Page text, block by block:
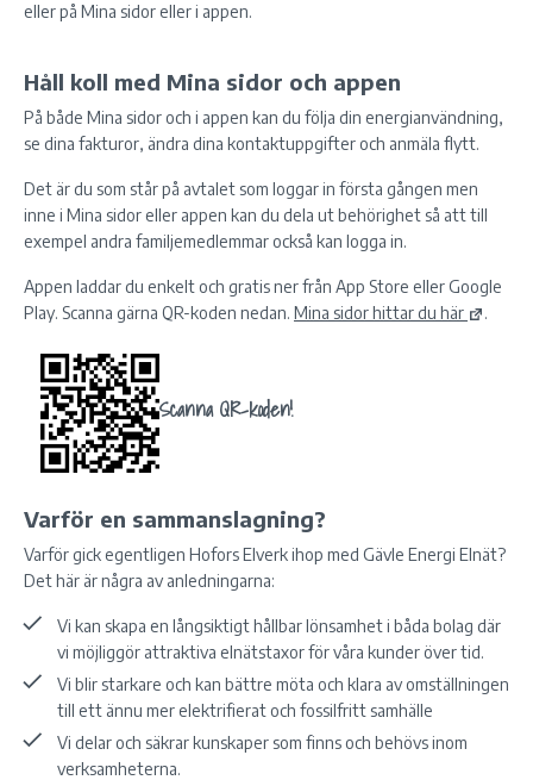
eller på Mina sidor eller i appen.
Håll koll med Mina sidor och appen
På både Mina sidor och i appen kan du följa din energianvändning,
se dina fakturor, ändra dina kontaktuppgifter och anmäla flytt.
Det är du som står på avtalet som loggar in första gången men
inne i Mina sidor eller appen kan du dela ut behörighet så att till
exempel andra familjemedlemmar också kan logga in.
Appen laddar du enkelt och gratis ner från App Store eller Google
Play. Scanna gärna QR-koden nedan. Mina sidor hittar du här .
Scanna QR-koden!
Varför en sammanslagning?
Varför gick egentligen Hofors Elverk ihop med Gävle Energi Elnät?
Det här är några av anledningarna:
Vi kan skapa en långsiktigt hållbar lönsamhet i båda bolag där
vi möjliggör attraktiva elnätstaxor för våra kunder över tid.
Vi blir starkare och kan bättre möta och klara av omställningen
till ett ännu mer elektrifierat och fossilfritt samhälle
Vi delar och säkrar kunskaper som finns och behövs inom
verksamheterna.